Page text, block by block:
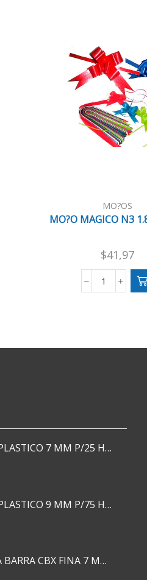
MO?OS
MO?O MAGICO N3
$41,97
MO?
X36
ESPIRAL PLASTICO 7 MM P/25 HJS X50x3000
ESPIRAL PLASTICO 9 MM P/75 HJS X50X2400
SILICONA BARRA CBX FINA 7 MM 28 CM